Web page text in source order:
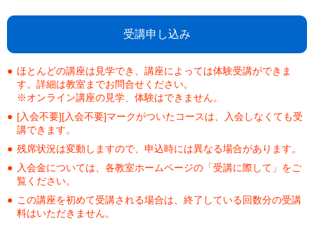
受講申し込み
ほとんどの講座は見学でき、講座によっては体験受講ができま
す。詳細は教室までお問合せください。
※オンライン講座の見学、体験はできません。
[入会不要][入会不要]マークがついたコースは、入会しなくても受
講できます。
残席状況は変動しますので、申込時には異なる場合があります。
入会金については、各教室ホームページの「受講に際して」をご
覧ください。
この講座を初めて受講される場合は、終了している回数分の受講
料はいただきません。